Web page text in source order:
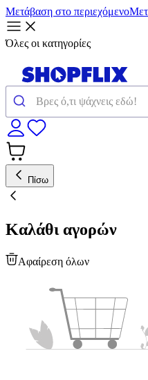
Μετάβαση στο περιεχόμενο
Όλες οι κατηγορίες
Πίσω
Καλάθι αγορών
Αφαίρεση όλων